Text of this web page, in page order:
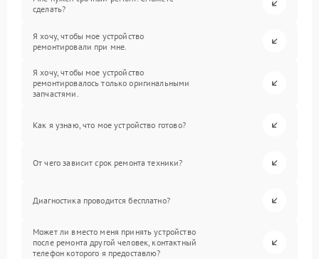
сделать?
Я хочу, чтобы мое устройство
ремонтировали при мне.
Я хочу, чтобы мое устройство
ремонтировалось только оригинальными
запчастями.
Как я узнаю, что мое устройство готово?
От чего зависит срок ремонта техники?
Диагностика проводится бесплатно?
Может ли вместо меня принять устройство
после ремонта другой человек, контактный
телефон которого я предоставлю?